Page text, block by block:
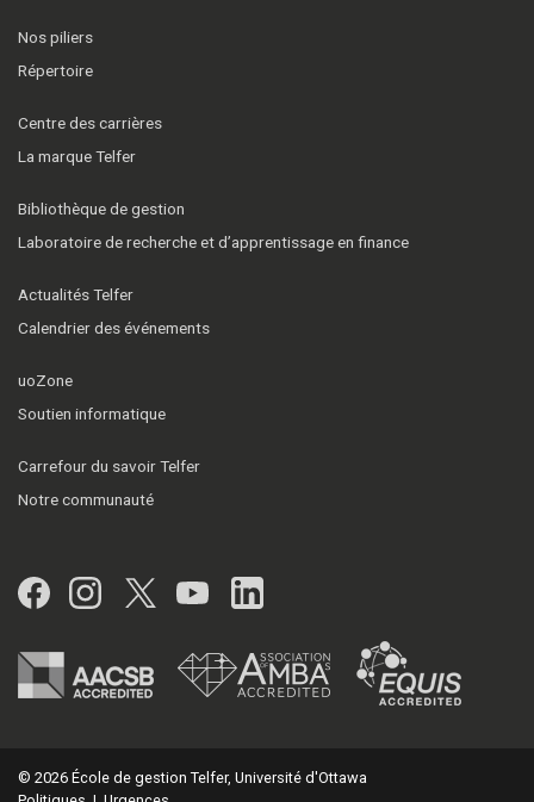
Nos piliers
Répertoire
Centre des carrières
La marque Telfer
Bibliothèque de gestion
Laboratoire de recherche et d’apprentissage en finance
Actualités Telfer
Calendrier des événements
uoZone
Soutien informatique
Carrefour du savoir Telfer
Notre communauté
Facebook
Instagram
Twitter
YouTubeLinkedIn
© 2026 École de gestion Telfer, Université d'Ottawa